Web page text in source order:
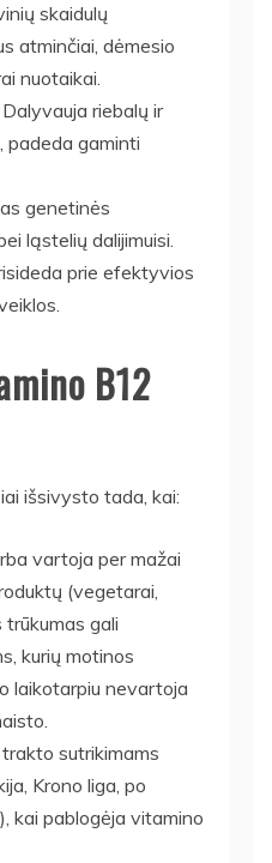
skaidulų
atminčiai, dėmesio
nuotaikai.
Dalyvauja riebalų ir
padeda gaminti
genetinės
ląstelių dalijimuisi.
prie efektyvios
B12
išsivysto tada, kai:
vartoja per mažai
(vegetarai,
gali
kurių motinos
laikotarpiu nevartoja
sutrikimams
Krono liga, po
kai pablogėja vitamino